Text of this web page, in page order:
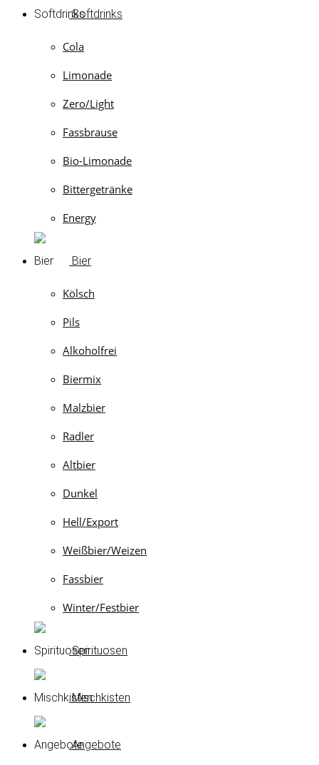
Softdrinks
Cola
Limonade
Zero/Light
Fassbrause
Bio-Limonade
Bittergetränke
Energy
Bier
Kölsch
Pils
Alkoholfrei
Biermix
Malzbier
Radler
Altbier
Dunkel
Hell/Export
Weißbier/Weizen
Fassbier
Winter/Festbier
Spirituosen
Mischkisten
Angebote